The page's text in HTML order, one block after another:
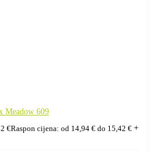
Meadow 609
€Raspon cijena: od 14,94 € do 15,42 € +